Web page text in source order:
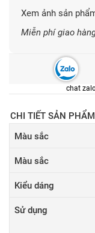
Xem ảnh sản
Miễn phí giao
chat
CHI TIẾT SẢN PHẨM
Màu sắc
Màu sắc
Kiểu dáng
Sử dụng